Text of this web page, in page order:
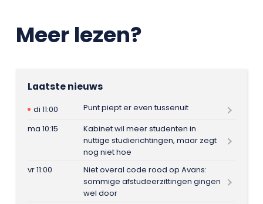
Meer lezen?
Laatste nieuws
di 11:00
Punt piept er even tussenuit
ma 10:15
Kabinet wil meer studenten in
nuttige studierichtingen, maar zegt
nog niet hoe
vr 11:00
Niet overal code rood op Avans:
sommige afstudeerzittingen gingen
wel door